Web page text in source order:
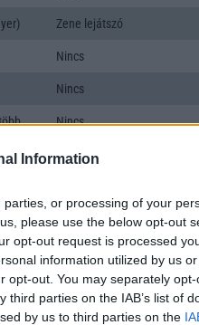
Information
or processing of your
please use the below opt-out
opt-out request is processed
information utilized by us
opt-out. You may separately
parties on the IAB’s list of
by us to third parties on the
Zene lejátszó
Nincs
Nincs
Nincs
Nincs
0 MB
Nincs publikus adat!